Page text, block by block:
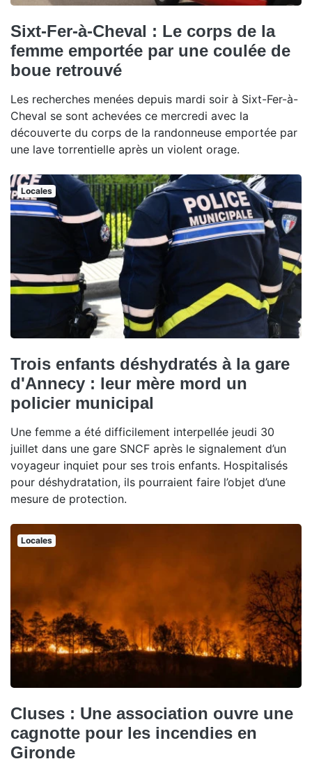
Sixt-Fer-à-Cheval : Le corps de la
femme emportée par une coulée de
boue retrouvé
Les recherches menées depuis mardi soir à Sixt-Fer-à-
Cheval se sont achevées ce mercredi avec la
découverte du corps de la randonneuse emportée par
une lave torrentielle après un violent orage.
Locales
Trois enfants déshydratés à la gare
d'Annecy : leur mère mord un
policier municipal
Une femme a été difficilement interpellée jeudi 30
juillet dans une gare SNCF après le signalement d’un
voyageur inquiet pour ses trois enfants. Hospitalisés
pour déshydratation, ils pourraient faire l’objet d’une
mesure de protection.
Locales
Cluses : Une association ouvre une
cagnotte pour les incendies en
Gironde